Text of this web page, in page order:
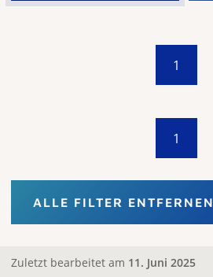
1
1
ALLE FILTER ENTFERNEN
Zuletzt bearbeitet am 11. Juni 2025